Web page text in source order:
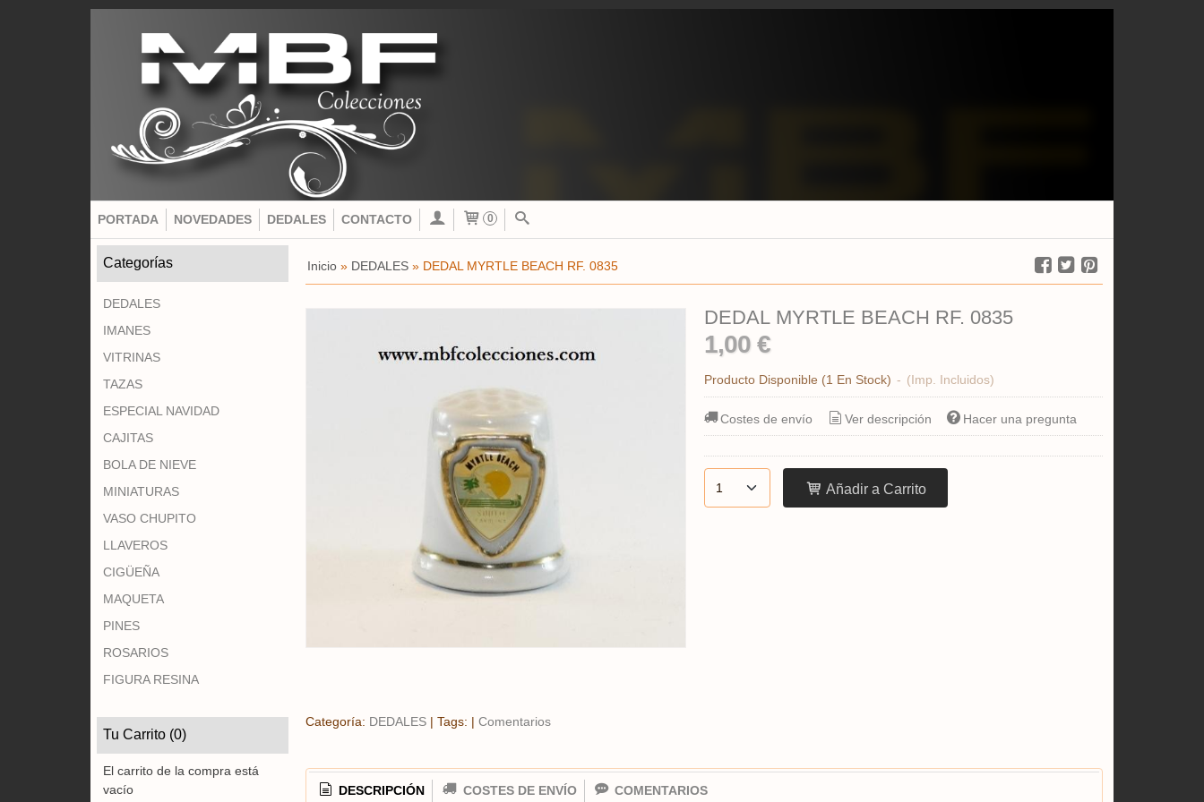
PORTADA NOVEDADES DEDALES CONTACTO 0
Categorías
DEDALES
IMANES
VITRINAS
TAZAS
ESPECIAL NAVIDAD
CAJITAS
BOLA DE NIEVE
MINIATURAS
VASO CHUPITO
LLAVEROS
CIGÜEÑA
MAQUETA
PINES
ROSARIOS
FIGURA RESINA
Tu Carrito (0)
El carrito de la compra está
vacío
Inicio» DEDALES» DEDAL MYRTLE BEACH RF. 0835
DEDAL MYRTLE BEACH RF. 0835
1,00 €
Producto Disponible (1 En Stock) - (Imp. Incluidos)
Costes de envío Ver descripción Hacer una pregunta
Añadir a Carrito
Categoría: DEDALES| Tags: | Comentarios
DESCRIPCIÓN COSTES DE ENVÍO COMENTARIOS